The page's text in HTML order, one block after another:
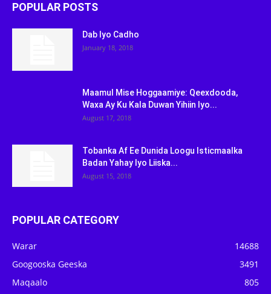
POPULAR POSTS
Dab Iyo Cadho
January 18, 2018
Maamul Mise Hoggaamiye: Qeexdooda,
Waxa Ay Ku Kala Duwan Yihiin Iyo...
August 17, 2018
Tobanka Af Ee Dunida Loogu Isticmaalka
Badan Yahay Iyo Liiska...
August 15, 2018
POPULAR CATEGORY
Warar
14688
Googooska Geeska
3491
Maqaalo
805